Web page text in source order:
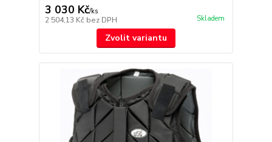
3 030 Kč/ks
2 504,13 Kč bez DPH Skladem
Zvolit variantu